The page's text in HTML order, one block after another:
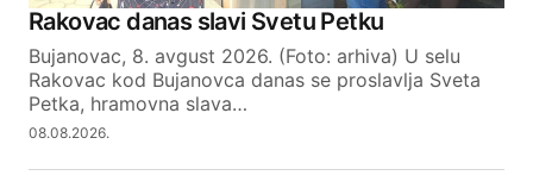
Rakovac danas slavi Svetu Petku
Bujanovac, 8. avgust 2026. (Foto: arhiva) U selu
Rakovac kod Bujanovca danas se proslavlja Sveta
Petka, hramovna slava…
08.08.2026.